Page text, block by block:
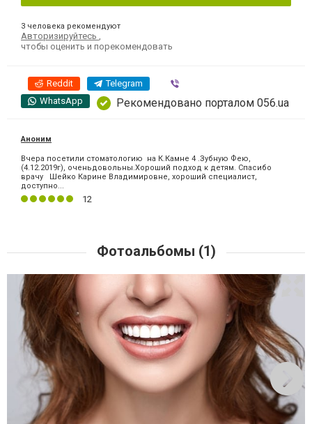
3 человека рекомендуют
Авторизируйтесь ,
чтобы оценить и порекомендовать
Reddit Telegram
WhatsApp
Рекомендовано порталом 056.ua
Аноним
Вчера посетили стоматологию на К.Камне 4 .Зубную Фею,
(4.12.2019г), оченьдовольны.Хороший подход к детям. Спасибо
врачу Шейко Карине Владимировне, хороший специалист,
доступно...
12
Фотоальбомы (1)